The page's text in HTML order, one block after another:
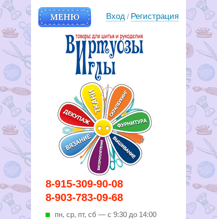
8-915-309-90-08
8-903-783-09-68
пн, ср, пт, cб — с 9:30 до 14:00
МЕНЮ
Вирутозы иглы. Товары для
шитья и рукоделья
Вход / Регистрация